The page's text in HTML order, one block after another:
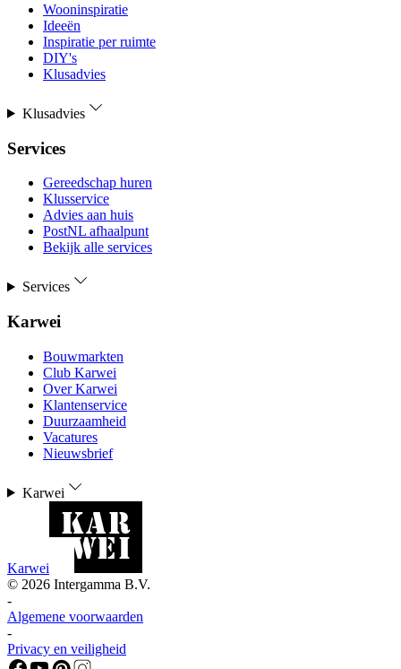
Wooninspiratie
Ideeën
Inspiratie per ruimte
DIY's
Klusadvies
Klusadvies
Services
Gereedschap huren
Klusservice
Advies aan huis
PostNL afhaalpunt
Bekijk alle services
Services
Karwei
Bouwmarkten
Club Karwei
Over Karwei
Klantenservice
Duurzaamheid
Vacatures
Nieuwsbrief
Karwei
Karwei
© 2026 Intergamma B.V.
-
Algemene voorwaarden
-
Privacy en veiligheid